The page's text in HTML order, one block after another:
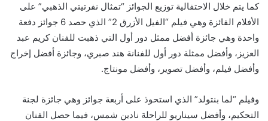
كما يتم خلال الاحتفالية توزيع الجوائز “تمثال نفرتيتي الذهبي” على
الأفلام الفائزة وهي فيلم “الفيل الأزرق 2” الذي حصد 6 جوائز دفعة
واحدة وهي جائزة أفضل ممثل دور أول التي ذهبت للفنان كريم عبد
العزيز، وأفضل ممثلة دور أول للفنانة هند صبري، وجائزة أفضل إخراج
وأفضل فيلم، وأفضل تصوير، وأفضل مونتاج.
وفيلم “لما بنتولد” الذي استحوذ على أربعة جوائز وهي جائزة لجنة
التحكيم، وأفضل سيناريو للراحلة نادين شمس، فيما حصل الفنان